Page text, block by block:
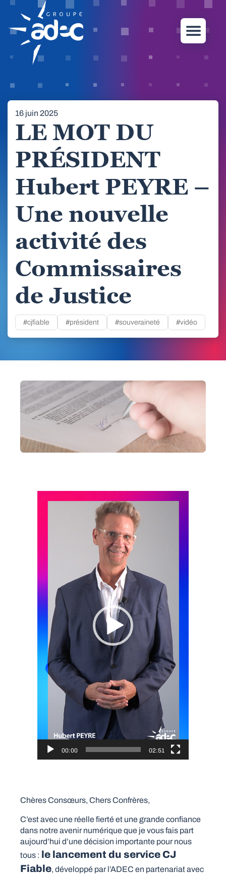
16 juin 2025
LE MOT DU
PRÉSIDENT
Hubert PEYRE –
Une nouvelle
activité des
Commissaires
de Justice
#cjfiable #président #souveraineté #vidéo
vidéo
00:00 02:51
Chères Consœurs, Chers Confrères,
C’est avec une réelle fierté et une grande confiance
dans notre avenir numérique que je vous fais part
aujourd’hui d’une décision importante pour nous
tous : le lancement du service CJ
Fiable, développé par l’ADEC en partenariat avec